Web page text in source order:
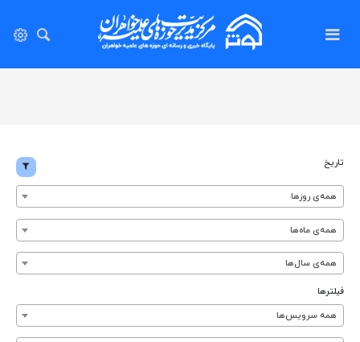
تاریخ
همه‌ی روزها
همه‌ی ماه‌ها
همه‌ی سال‌ها
فیلترها
همه سرویس‌ها